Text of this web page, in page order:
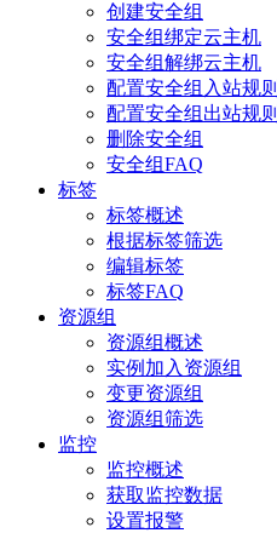
创建安全组
安全组绑定云主机
安全组解绑云主机
配置安全组入站规则
配置安全组出站规则
删除安全组
安全组FAQ
标签
标签概述
根据标签筛选
编辑标签
标签FAQ
资源组
资源组概述
实例加入资源组
变更资源组
资源组筛选
监控
监控概述
获取监控数据
设置报警